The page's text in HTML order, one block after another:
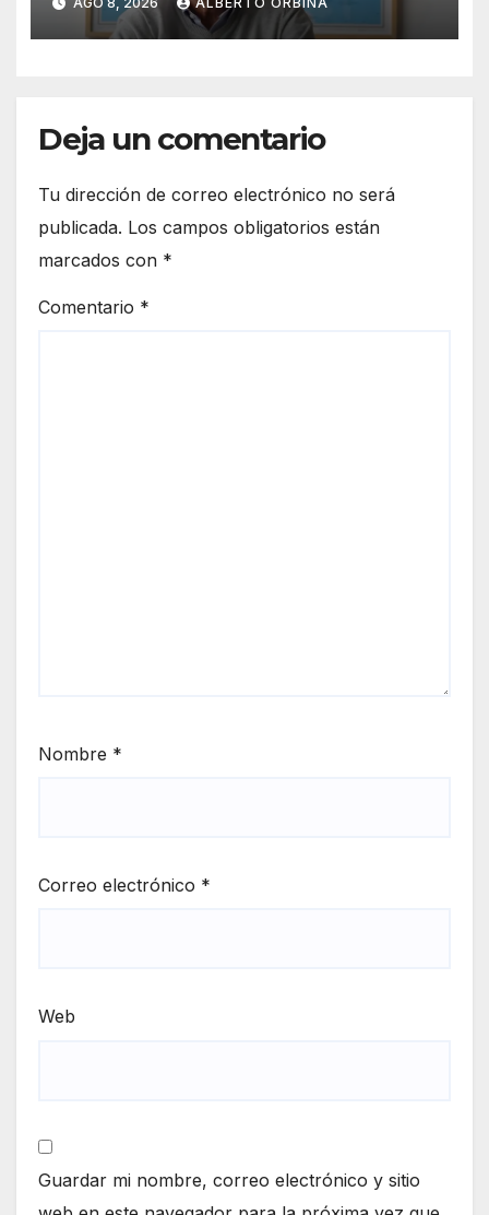
la traspasó a su hijo y sigue
emprendiendo
Deja un comentario
Tu dirección de correo electrónico no será
publicada. Los campos obligatorios están
marcados con *
Comentario *
Nombre *
Correo electrónico *
Web
Guardar mi nombre, correo electrónico y sitio